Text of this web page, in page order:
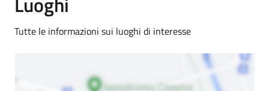
Tutte le informazioni sui luoghi di interesse